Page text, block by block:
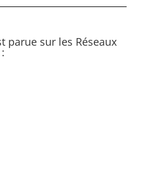
parue sur les Réseaux